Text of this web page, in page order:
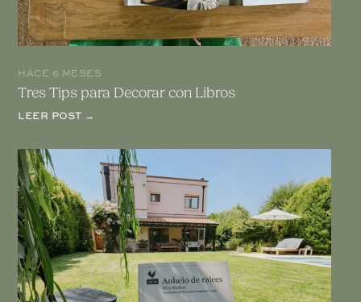
HACE 6 MESES
Tres Tips para Decorar con Libros
LEER POST →